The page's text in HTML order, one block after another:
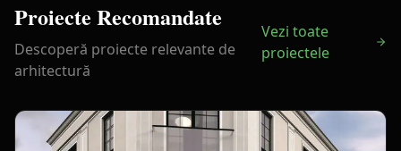
Proiecte Recomandate
Descoperă proiecte relevante de
arhitectură
Vezi toate
proiectele